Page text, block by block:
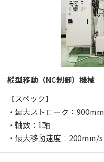
縦型移動（NC制御）機械
【スペック】
・最大ストローク：900mm
・軸数：1軸
・最大移動速度：200mm/s